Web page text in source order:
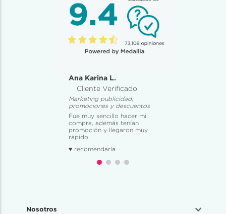
Ana Karina L.
Cliente Verificado
Marketing publicidad,
promociones y descuentos
Fue muy sencillo hacer mi
compra, además tenían
promoción y llegaron muy
rápido
♥ recomendaría
Nosotros